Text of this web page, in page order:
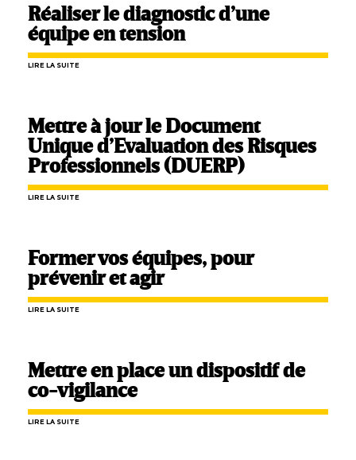
Réaliser le diagnostic d’une
équipe en tension
LIRE LA SUITE
Mettre à jour le Document
Unique d’Evaluation des Risques
Professionnels (DUERP)
LIRE LA SUITE
Former vos équipes, pour
prévenir et agir
LIRE LA SUITE
Mettre en place un dispositif de
co-vigilance
LIRE LA SUITE